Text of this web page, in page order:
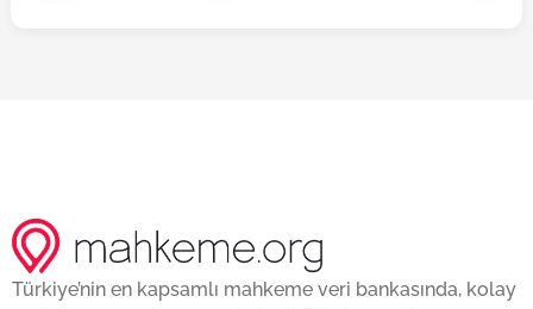
Türkiye’nin en kapsamlı mahkeme veri bankasında, kolay